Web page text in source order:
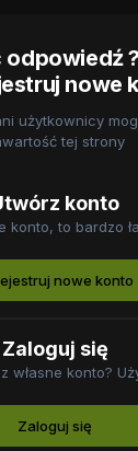
nowe
użytkownicy
tej strony
konto
konto, to bardzo
nowe konto
Zaloguj się
własne konto?
Zaloguj się